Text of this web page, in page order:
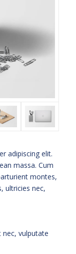
adipiscing elit.
massa. Cum
montes,
ultricies nec,
nec, vulputate